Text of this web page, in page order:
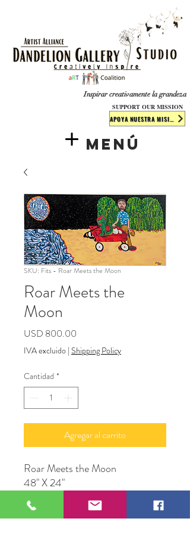
​​​Inspirar creativamente la grandeza
Menú
SUPPORT OUR MISSION
SKU: Fits - Roar Meets the Moon
Roar Meets the
Moon
USD 800.00
IVA excluido | Shipping Policy
Cantidad *
Agregar al carrito
Roar Meets the Moon
48" X 24"
Acrylic
Original Artwork by Fitz